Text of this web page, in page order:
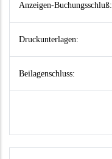
Anzeigen-Buchungsschluß:
Druckunterlagen:
Beilagenschluss: